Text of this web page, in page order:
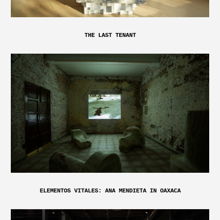
THE LAST TENANT
ELEMENTOS VITALES: ANA MENDIETA IN OAXACA